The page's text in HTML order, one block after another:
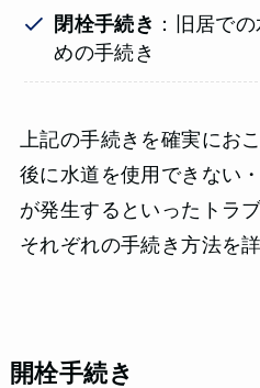
閉栓手続き ：旧居で
めの手続き
上記の手続きを確実にお
後に水道を使用できない
が発生するといったトラ
それぞれの手続き方法を
開栓手続き